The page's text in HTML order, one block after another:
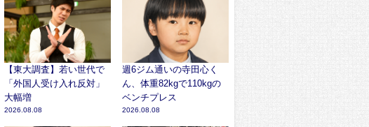
【東大調査】若い世代で
「外国人受け入れ反対」
大幅増
2026.08.08
週6ジム通いの寺田心く
ん、体重82kgで110kgの
ベンチプレス
2026.08.08